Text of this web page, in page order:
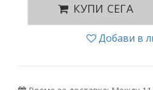
КУПИ СЕГА
Добави в